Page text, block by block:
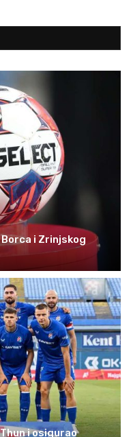
i Zrinjskog
i osigurao